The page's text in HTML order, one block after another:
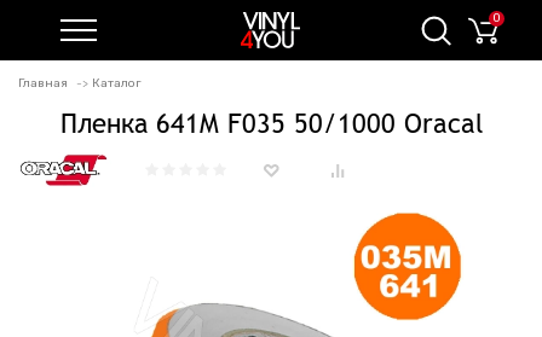
0
Главная Каталог
Пленка 641M F035 50/1000 Oracal